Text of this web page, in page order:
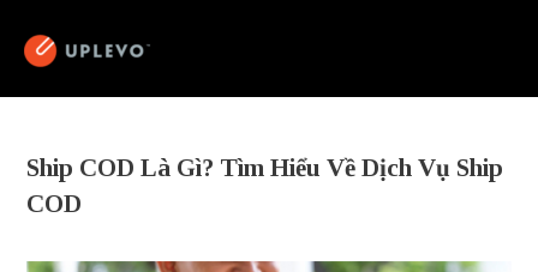
Ship COD Là Gì? Tìm Hiểu Về Dịch Vụ Ship
COD